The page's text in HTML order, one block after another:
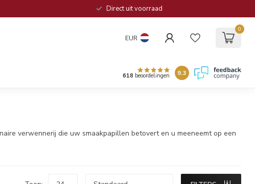
Direct uit voorraad
EUR
0
618 beoordelingen 9.3
verwennerij die uw smaakpapillen betovert en u meeneemt op een